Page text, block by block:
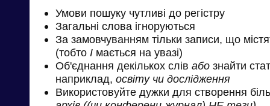
Умови пошуку чутливі до регістру
Загальні слова ігноруються
За замовчуванням тільки записи, що
(тобто І мається на увазі)
Об'єднання декількох слів або знайти
наприклад, освіту чи дослідження
Використовуйте дужки для створення